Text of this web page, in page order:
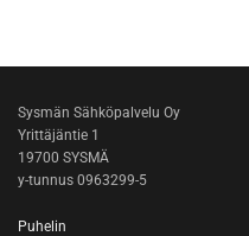
Sysmän Sähköpalvelu Oy
Yrittäjäntie 1
19700 SYSMÄ
y-tunnus 0963299-5
Puhelin